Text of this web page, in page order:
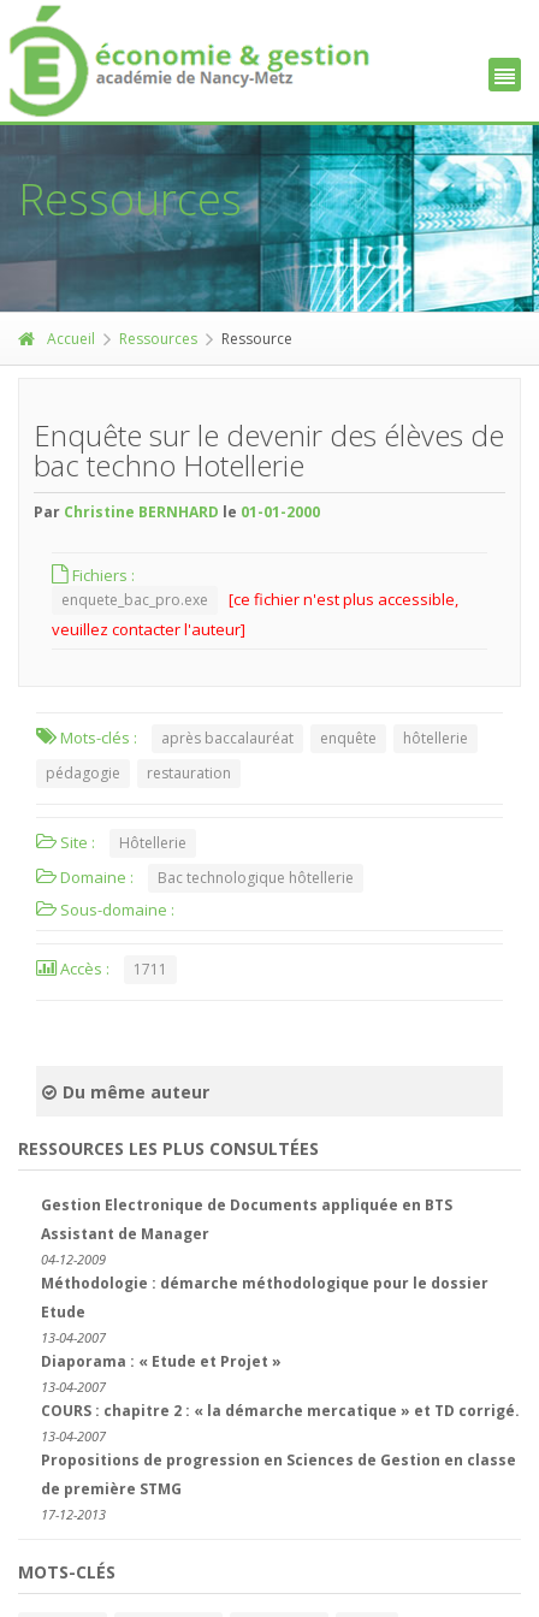
Ressources
Accueil Ressources Ressource
Enquête sur le devenir des élèves de
bac techno Hotellerie
Par Christine BERNHARD le 01-01-2000
Fichiers :
enquete_bac_pro.exe
[ce fichier n'est plus accessible,
veuillez contacter l'auteur]
Mots-clés : après baccalauréat enquête
hôtellerie
pédagogie
restauration
Site : Hôtellerie
Domaine : Bac technologique hôtellerie
Sous-domaine :
Accès : 1711
Du même auteur
RESSOURCES LES PLUS CONSULTÉES
Gestion Electronique de Documents appliquée en BTS
Assistant de Manager
04-12-2009
Méthodologie : démarche méthodologique pour le dossier
Etude
13-04-2007
Diaporama : « Etude et Projet »
13-04-2007
COURS : chapitre 2 : « la démarche mercatique » et TD corrigé.
13-04-2007
Propositions de progression en Sciences de Gestion en classe
de première STMG
17-12-2013
MOTS-CLÉS